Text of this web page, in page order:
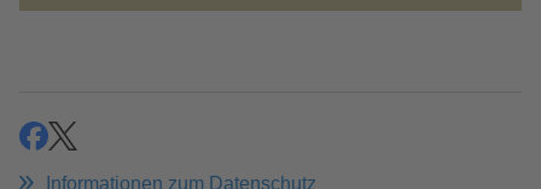
teilenteilen
Informationen zum Datenschutz